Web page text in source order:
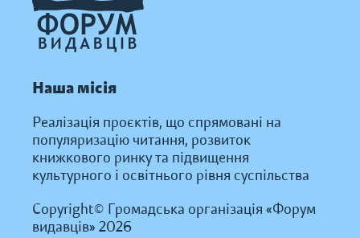
Наша місія
Реалізація проєктів, що спрямовані на
популяризацію читання, розвиток
книжкового ринку та підвищення
культурного і освітнього рівня суспільства
Copyright© Громадська організація «Форум
видавців» 2026